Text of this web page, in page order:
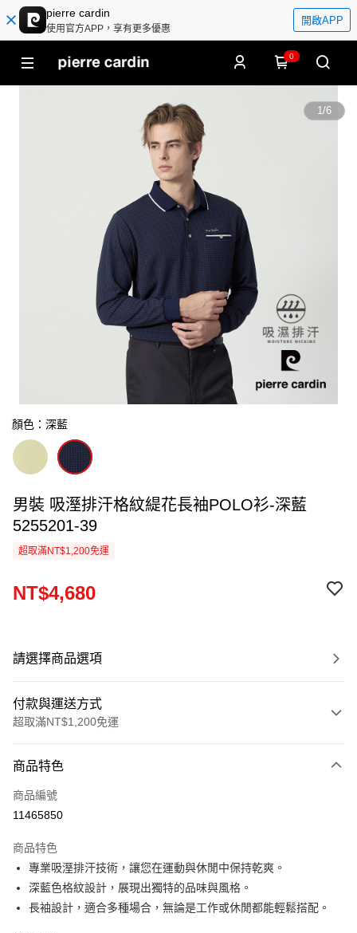
pierre cardin
使用官方APP，享有更多優惠
開啟APP
0
1/6
顏色：深藍
男裝 吸溼排汗格紋緹花長袖POLO衫-深藍
5255201-39
超取滿NT$1,200免運
NT$4,680
請選擇商品選項
付款與運送方式
超取滿NT$1,200免運
信用卡一次付款
超商取貨付款
Apple Pay
悠遊付
商品特色
商品編號
11465850
商品特色
專業吸溼排汗技術，讓您在運動與休閒中保持乾爽。
深藍色格紋設計，展現出獨特的品味與風格。
長袖設計，適合多種場合，無論是工作或休閒都能輕鬆搭配。